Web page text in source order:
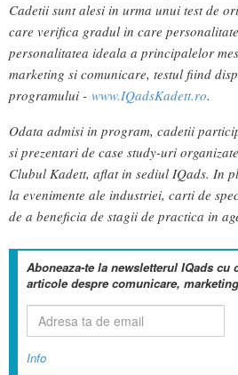
Cadetii sunt alesi in urma unui test de
care verifica gradul in care
personalitatea ideala a principalelor
marketing si comunicare, testul fiind
programului - www.IQadsKadett.ro.
Odata admisi in program, cadetii
si prezentari de case study-uri
Clubul Kadett, aflat in sediul IQads. In
la evenimente ale industriei, carti de
de a beneficia de stagii de practica in
Aboneaza-te la newsletterul IQads cu
articole despre comunicare,
Info